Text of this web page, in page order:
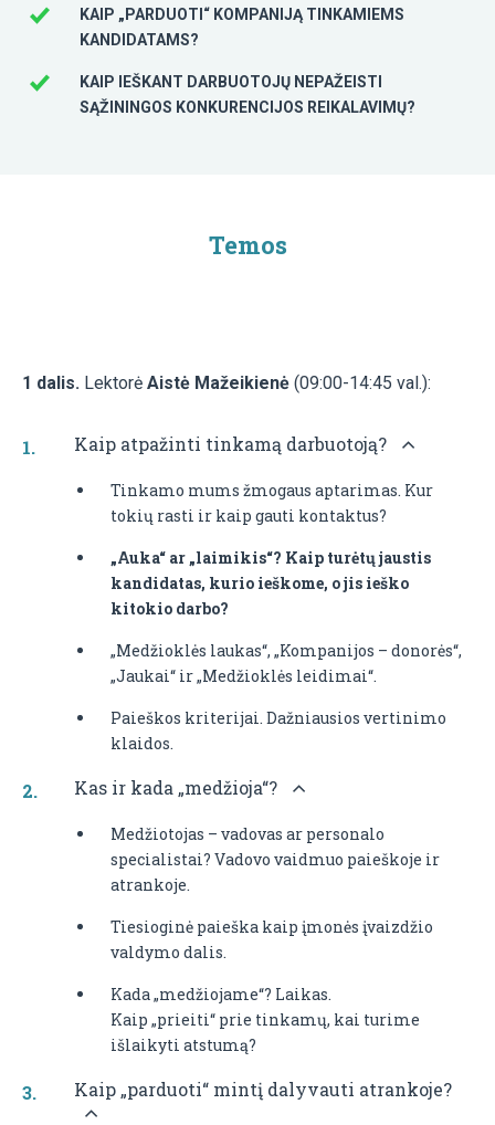
KAIP „PARDUOTI“ KOMPANIJĄ TINKAMIEMS
KANDIDATAMS?
KAIP IEŠKANT DARBUOTOJŲ NEPAŽEISTI
SĄŽININGOS KONKURENCIJOS REIKALAVIMŲ?
Temos
1 dalis. Lektorė Aistė Mažeikienė (09:00-14:45 val.):
Kaip atpažinti tinkamą darbuotoją?
Tinkamo mums žmogaus aptarimas. Kur
tokių rasti ir kaip gauti kontaktus?
„Auka“ ar „laimikis“? Kaip turėtų jaustis
kandidatas, kurio ieškome, o jis ieško
kitokio darbo?
„Medžioklės laukas“, „Kompanijos – donorės“,
„Jaukai“ ir „Medžioklės leidimai“.
Paieškos kriterijai. Dažniausios vertinimo
klaidos.
Kas ir kada „medžioja“?
Medžiotojas – vadovas ar personalo
specialistai? Vadovo vaidmuo paieškoje ir
atrankoje.
Tiesioginė paieška kaip įmonės įvaizdžio
valdymo dalis.
Kada „medžiojame“? Laikas.
Kaip „prieiti“ prie tinkamų, kai turime
išlaikyti atstumą?
Kaip „parduoti“ mintį dalyvauti atrankoje?